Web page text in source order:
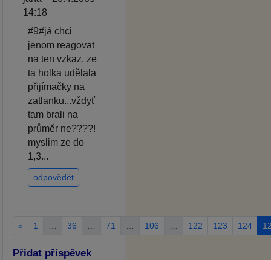
14:18
#9#já chci
jenom reagovat
na ten vzkaz, ze
ta holka udělala
přijímačky na
zatlanku...vždyť
tam brali na
průměr ne????!
myslim ze do
1,3...
odpovědět
« 1 … 36 … 71 … 106 … 122 123 124
Přidat příspěvek